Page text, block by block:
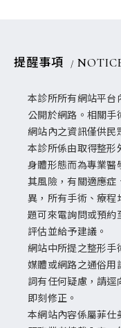
提醒事項
本診所所有網站平台
公開於網路。相關手
網站內之資訊僅供民
本診所係由取得整形
身體形態而為專業醫
其風險，有關適應症
異，所有手術、療程
題可來電詢問或預約
評估並給予建議。
網站中所提之整形手
媒體或網路之通俗用
詞有任何疑慮，請逕
即刻修正。
本網站內容係屬菲仕